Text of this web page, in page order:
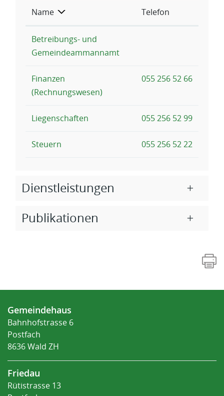
Name Telefon
Betreibungs- und
Gemeindeammannamt
Finanzen
(Rechnungswesen)
055 256 52 66
Liegenschaften 055 256 52 99
Steuern 055 256 52 22
Dienstleistungen
Publikationen
Fusszeile
Gemeindehaus
Bahnhofstrasse 6
Postfach
8636 Wald ZH
Friedau
Rütistrasse 13